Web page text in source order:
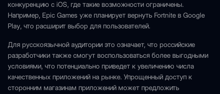
конкуренцию с iOS, где такие возможности ограничены.
Например, Epic Games уже планирует вернуть Fortnite в Google
Play, что расширит выбор для пользователей.
Для русскоязычной аудитории это означает, что российские
разработчики также смогут воспользоваться более выгодными
условиями, что потенциально приведет к увеличению числа
качественных приложений на рынке. Упрощенный доступ к
сторонним магазинам приложений может предложить